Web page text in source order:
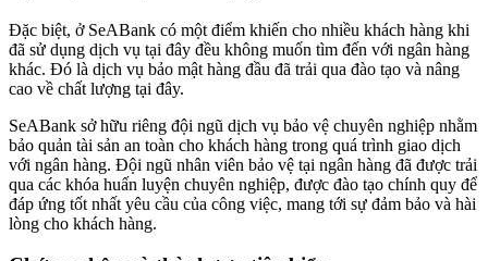
Đặc biệt, ở SeABank có một điểm khiến cho nhiều khách hàng khi
đã sử dụng dịch vụ tại đây đều không muốn tìm đến với ngân hàng
khác. Đó là dịch vụ bảo mật hàng đầu đã trải qua đào tạo và nâng
cao về chất lượng tại đây.
SeABank sở hữu riêng đội ngũ dịch vụ bảo vệ chuyên nghiệp nhằm
bảo quản tài sản an toàn cho khách hàng trong quá trình giao dịch
với ngân hàng. Đội ngũ nhân viên bảo vệ tại ngân hàng đã được trải
qua các khóa huấn luyện chuyên nghiệp, được đào tạo chính quy để
đáp ứng tốt nhất yêu cầu của công việc, mang tới sự đảm bảo và hài
lòng cho khách hàng.